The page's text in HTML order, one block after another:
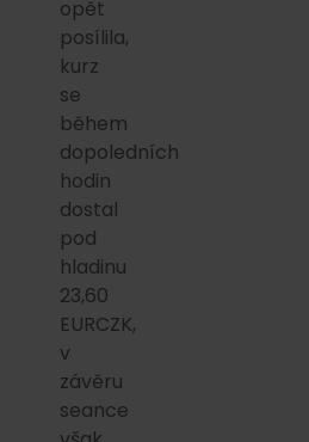
opět
posílila,
kurz
se
během
dopoledních
hodin
dostal
pod
hladinu
23,60
EURCZK,
v
závěru
seance